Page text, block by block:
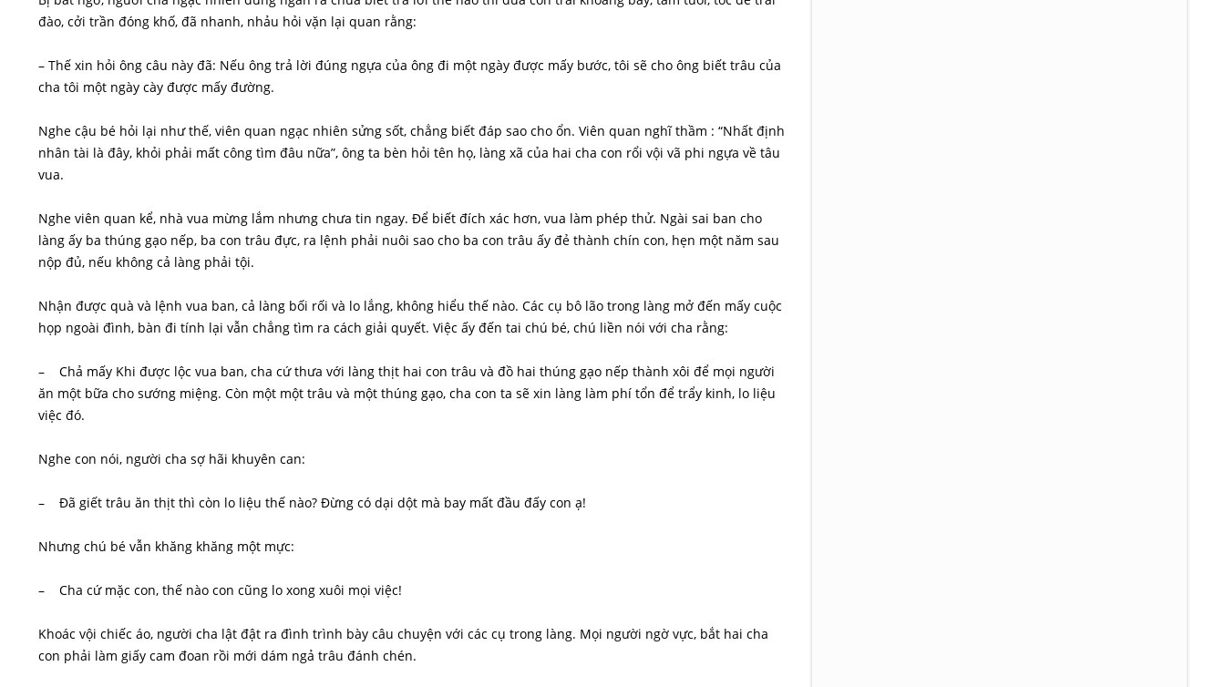
đào, cởi trần đóng khố, đã nhanh, nhảu hỏi vặn lại quan rằng:
– Thế xin hỏi ông câu này đã: Nếu ông trả lời đúng ngựa của ông đi một ngày được mấy bước, tôi sẽ cho ông biết trâu của
cha tôi một ngày cày được mấy đường.
Nghe cậu bé hỏi lại như thế, viên quan ngạc nhiên sửng sốt, chẳng biết đáp sao cho ổn. Viên quan nghĩ thầm : “Nhất định
nhân tài là đây, khỏi phải mất công tìm đâu nữa”, ông ta bèn hỏi tên họ, làng xã của hai cha con rổi vội vã phi ngựa về tâu
vua.
Nghe viên quan kể, nhà vua mừng lắm nhưng chưa tin ngay. Để biết đích xác hơn, vua làm phép thử. Ngài sai ban cho
làng ấy ba thúng gạo nếp, ba con trâu đực, ra lệnh phải nuôi sao cho ba con trâu ấy đẻ thành chín con, hẹn một năm sau
nộp đủ, nếu không cả làng phải tội.
Nhận được quà và lệnh vua ban, cả làng bối rối và lo lắng, không hiểu thế nào. Các cụ bô lão trong làng mở đến mấy cuộc
họp ngoài đình, bàn đi tính lại vẫn chẳng tìm ra cách giải quyết. Việc ấy đến tai chú bé, chú liền nói với cha rằng:
– Chả mấy Khi được lộc vua ban, cha cứ thưa với làng thịt hai con trâu và đồ hai thúng gạo nếp thành xôi để mọi người
ăn một bữa cho sướng miệng. Còn một một trâu và một thúng gạo, cha con ta sẽ xin làng làm phí tổn để trẩy kinh, lo liệu
việc đó.
Nghe con nói, người cha sợ hãi khuyên can:
– Đã giết trâu ăn thịt thì còn lo liệu thế nào? Đừng có dại dột mà bay mất đầu đấy con ạ!
Nhưng chú bé vẫn khăng khăng một mực:
– Cha cứ mặc con, thế nào con cũng lo xong xuôi mọi việc!
Khoác vội chiếc áo, người cha lật đật ra đình trình bày câu chuyện với các cụ trong làng. Mọi người ngờ vực, bắt hai cha
con phải làm giấy cam đoan rồi mới dám ngả trâu đánh chén.